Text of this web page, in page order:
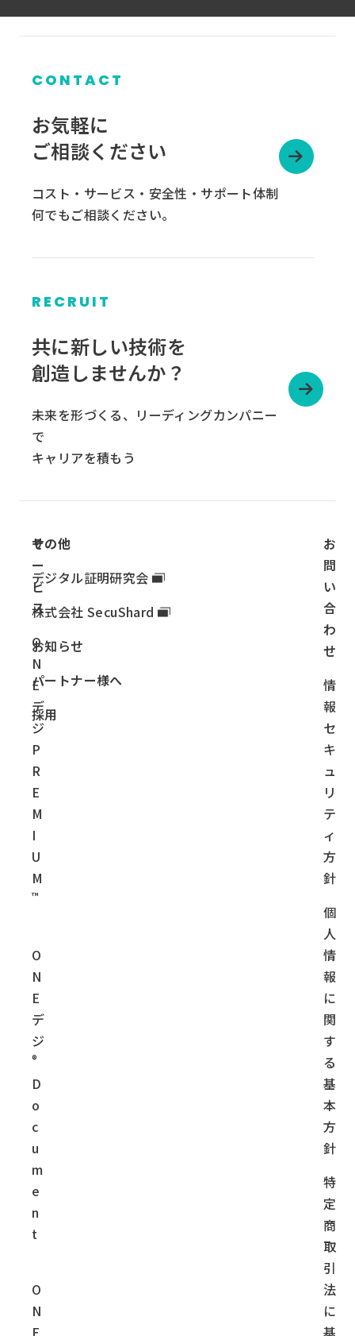
CONTACT
お気軽に
ご相談ください
コスト・サービス・安全性・サポート体制
何でもご相談ください。
RECRUIT
共に新しい技術を
創造しませんか？
未来を形づくる、リーディングカンパニー
で
キャリアを積もう
ル
ー
プ
リ
ン
ク
サ
ー
ビ
ス
O
N
E
デ
ジ
P
R
E
M
I
U
M
™
O
N
E
デ
ジ
®
D
o
c
u
m
e
n
t
O
N
その他
デジタル証明研究会
株式会社 SecuShard
お知らせ
パートナー様へ
採用
お
問
い
合
わ
せ
情
報
セ
キ
ュ
リ
テ
ィ
方
針
個
人
情
報
に
関
す
る
基
本
方
針
特
定
商
取
引
法
に